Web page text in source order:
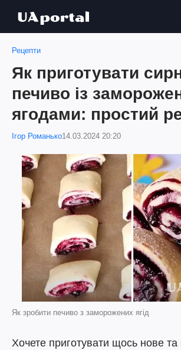
Рецепти
Як приготувати
печиво із
ягодами: простий
Ігор Романько14.03.2024 20:20
Як зробити печиво з заморожених ягід
Хочете приготувати щось нове та